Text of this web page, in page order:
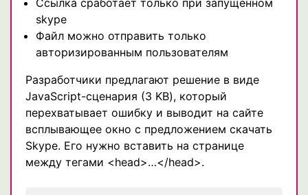
Ссылка сработает только при запущенном
skype
Файл можно отправить только
авторизированным пользователям
Разработчики предлагают решение в виде
JavaScript-сценария (3 KB), который
перехватывает ошибку и выводит на сайте
всплывающее окно с предложением скачать
Skype. Его нужно вставить на странице
между тегами <head>…</head>.